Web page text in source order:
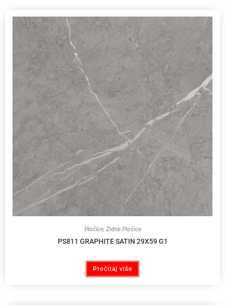
Pločice, Zidne Pločice
PS811 GRAPHITE SATIN 29X59 G1
Pročitaj više